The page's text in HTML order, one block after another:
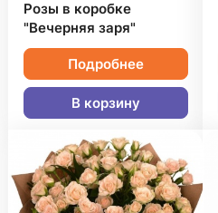
Розы в коробке
"Вечерняя заря"
Подробнее
В корзину